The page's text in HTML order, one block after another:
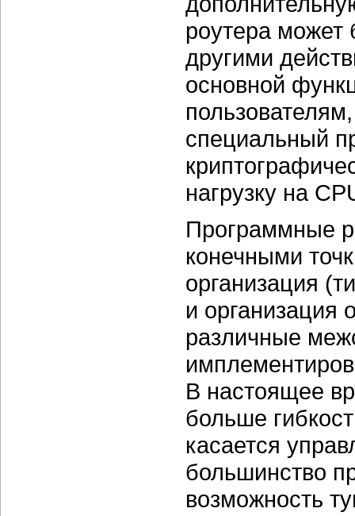
роутера может
другими
основной
специальный
нагрузку на
Программные
конечными
организация
и организация
различные
В настоящее
больше
касается
большинство
возможность